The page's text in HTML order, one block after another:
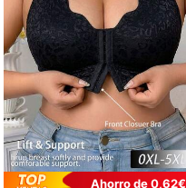
Ahorro de 0,62€